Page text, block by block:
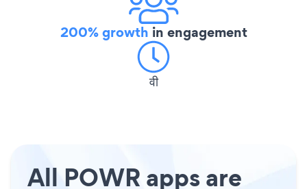
200% growth in engagement
वी
All POWR apps are